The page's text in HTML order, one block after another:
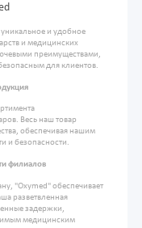
и удобное
и медицинских
преимуществами,
для клиентов.
Весь наш товар
обеспечивая нашим
и безопасности.
филиалов
"Oxymed" обеспечивает
разветвленная
задержки,
медицинским